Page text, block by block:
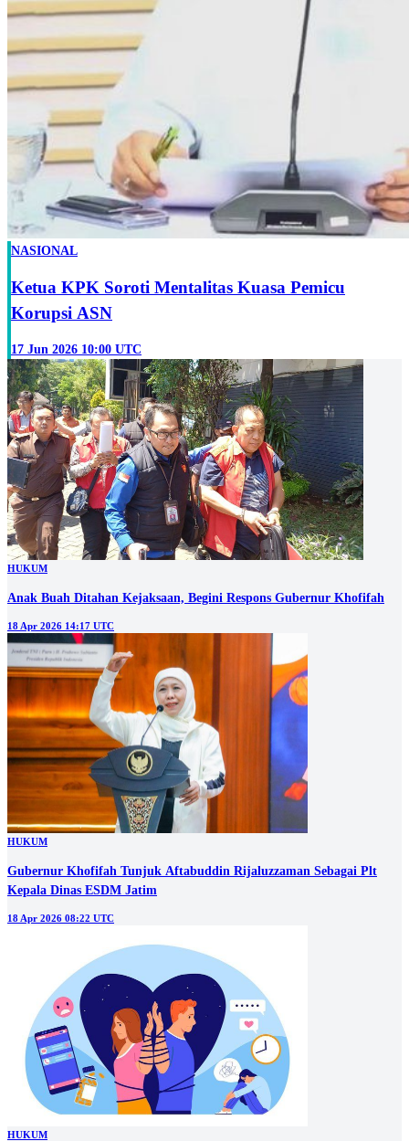
NASIONAL
Ketua KPK Soroti Mentalitas Kuasa Pemicu
Korupsi ASN
17 Jun 2026 10:00 UTC
HUKUM
Anak Buah Ditahan Kejaksaan, Begini Respons Gubernur Khofifah
18 Apr 2026 14:17 UTC
HUKUM
Gubernur Khofifah Tunjuk Aftabuddin Rijaluzzaman Sebagai Plt
Kepala Dinas ESDM Jatim
18 Apr 2026 08:22 UTC
HUKUM